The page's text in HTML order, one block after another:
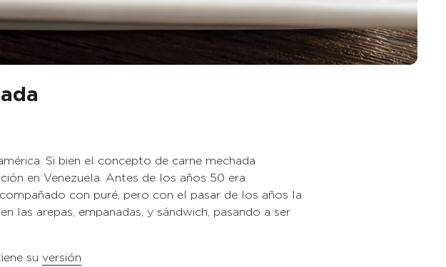
Si bien el concepto de carne mechada
en Venezuela. Antes de los años 50 era
con puré, pero con el pasar de los años la
las arepas, empanadas, y sándwich, pasando a ser
su versión